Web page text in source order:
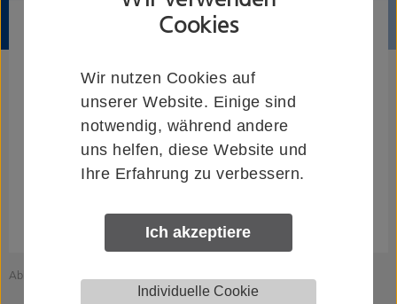
Cookies
Wir nutzen Cookies auf
unserer Website. Einige sind
notwendig, während andere
uns helfen, diese Website und
Ihre Erfahrung zu verbessern.
Ich akzeptiere
Individuelle Cookie
Abbildung zeigt HELM 021261